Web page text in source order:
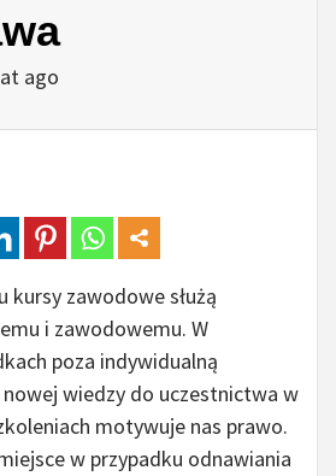
ago
kursy zawodowe służą
i zawodowemu. W
poza indywidualną
wiedzy do uczestnictwa w
motywuje nas prawo.
w przypadku odnawiania